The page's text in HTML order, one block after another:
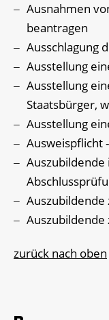
Ausnahmen
beantragen
Ausschlagung
Ausstellung
Ausstellung
Staatsbürger,
Ausstellung
Ausweispflicht
Auszubildende
zurück nach oben